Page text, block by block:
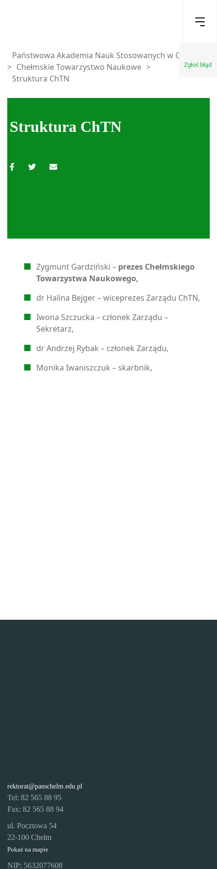
Zgłoś błąd
Państwowa Akademia Nauk Stosowanych w Chełmie
> Chełmskie Towarzystwo Naukowe >
Struktura ChTN
Struktura ChTN
Zygmunt Gardziński – prezes Chełmskiego
Towarzystwa Naukowego,
dr Halina Bejger – wiceprezes Zarządu ChTN,
Iwona Szczucka – członek Zarządu –
Sekretarz,
dr Andrzej Rybak – członek Zarządu,
Monika Iwaniszczuk – skarbnik,
rektorat@panschelm.edu.pl
Tel: 82 565 88 95
Fax: 82 565 88 94
ul. Pocztowa 54
22-100 Chełm
Pokaż na mapie
NIP: 5632077608